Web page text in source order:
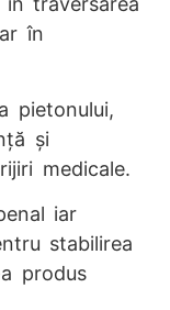
în
pietonului,
și
medicale.
iar
stabilirea
produs